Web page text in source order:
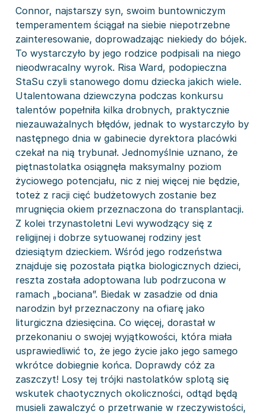
Connor, najstarszy syn, swoim buntowniczym
temperamentem ściągał na siebie niepotrzebne
zainteresowanie, doprowadzając niekiedy do bójek.
To wystarczyło by jego rodzice podpisali na niego
nieodwracalny wyrok. Risa Ward, podopieczna
StaSu czyli stanowego domu dziecka jakich wiele.
Utalentowana dziewczyna podczas konkursu
talentów popełniła kilka drobnych, praktycznie
niezauważalnych błędów, jednak to wystarczyło by
następnego dnia w gabinecie dyrektora placówki
czekał na nią trybunał. Jednomyślnie uznano, że
piętnastolatka osiągnęła maksymalny poziom
życiowego potencjału, nic z niej więcej nie będzie,
toteż z racji cięć budżetowych zostanie bez
mrugnięcia okiem przeznaczona do transplantacji.
Z kolei trzynastoletni Levi wywodzący się z
religijnej i dobrze sytuowanej rodziny jest
dziesiątym dzieckiem. Wśród jego rodzeństwa
znajduje się pozostała piątka biologicznych dzieci,
reszta została adoptowana lub podrzucona w
ramach „bociana”. Biedak w zasadzie od dnia
narodzin był przeznaczony na ofiarę jako
liturgiczna dziesięcina. Co więcej, dorastał w
przekonaniu o swojej wyjątkowości, która miała
usprawiedliwić to, że jego życie jako jego samego
wkrótce dobiegnie końca. Doprawdy cóż za
zaszczyt! Losy tej trójki nastolatków splotą się
wskutek chaotycznych okoliczności, odtąd będą
musieli zawalczyć o przetrwanie w rzeczywistości,